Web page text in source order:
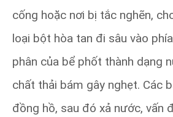
cống hoặc nơi bị tắc nghẽn,
loại bột hòa tan đi sâu vào
phân của bể phốt thành dạng
chất thải bám gây nghẹt. Các
đồng hồ, sau đó xả nước, vấn